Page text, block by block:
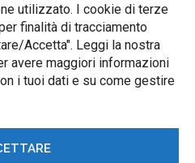
utilizzato. I cookie di terze
finalità di tracciamento
Accetta". Leggi la nostra
avere maggiori informazioni
i tuoi dati e su come gestire
10